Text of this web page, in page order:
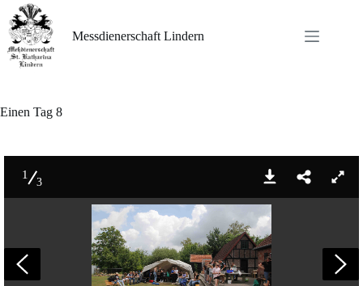
Zum
Inhalt
springen
Messdienerschaft Lindern
Einen Tag 8
1
3